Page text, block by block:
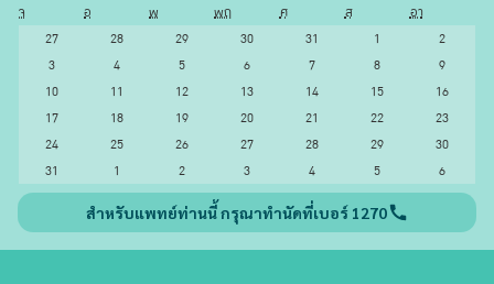
จ
อ พ พฤ ศ ส
อา
27
28 29 30 31 1
2
3
4 5 6 7 8
9
10
11 12 13 14 15
16
17
18 19 20 21 22
23
24
25 26 27 28 29
30
31
1 2 3 4 5 6
สำหรับแพทย์ท่านนี้ กรุณาทำนัดที่เบอร์ 1270